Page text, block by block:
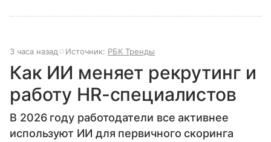
3 часа назад Источник: РБК Тренды
Как ИИ меняет рекрутинг и
работу HR-специалистов
В 2026 году работодатели все активнее
используют ИИ для первичного скоринга